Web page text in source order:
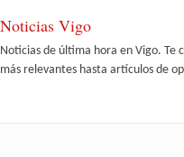
Noticias Vigo
Noticias de última hora en Vigo. Te
más relevantes hasta artículos de